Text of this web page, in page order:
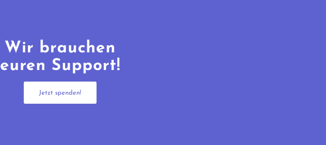
Wir brauchen
euren Support!
Jetzt spenden!